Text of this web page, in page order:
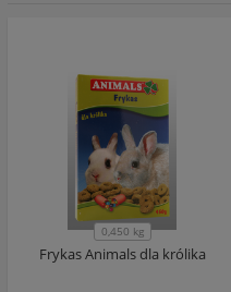
0,450 kg
Frykas Animals dla królika